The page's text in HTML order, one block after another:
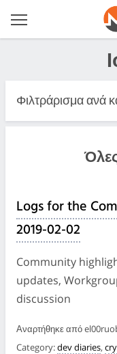
Φιλτράρισμα ανά
Αρχεία
Logs for the
2019-02-02
Community
updates,
discussion
Αναρτήθηκε από
Category:dev diaries,